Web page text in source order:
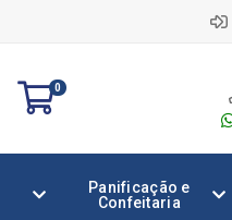
0
Panificação e
Confeitaria